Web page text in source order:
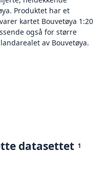
Produktet har et
kartet Bouvetøya 1:20
også for større
av Bouvetøya.
datasettet 1